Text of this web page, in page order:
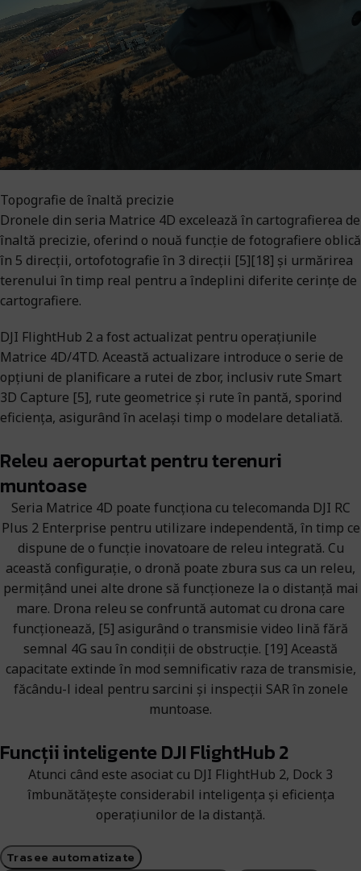
Topografie de înaltă precizie
Dronele din seria Matrice 4D excelează în cartografierea de
înaltă precizie, oferind o nouă funcție de fotografiere oblică
în 5 direcții, ortofotografie în 3 direcții [5][18] și urmărirea
terenului în timp real pentru a îndeplini diferite cerințe de
cartografiere.
DJI FlightHub 2 a fost actualizat pentru operațiunile
Matrice 4D/4TD. Această actualizare introduce o serie de
opțiuni de planificare a rutei de zbor, inclusiv rute Smart
3D Capture [5], rute geometrice și rute în pantă, sporind
eficiența, asigurând în același timp o modelare detaliată.
Releu aeropurtat pentru terenuri
muntoase
Seria Matrice 4D poate funcționa cu telecomanda DJI RC
Plus 2 Enterprise pentru utilizare independentă, în timp ce
dispune de o funcție inovatoare de releu integrată. Cu
această configurație, o dronă poate zbura sus ca un releu,
permițând unei alte drone să funcționeze la o distanță mai
mare. Drona releu se confruntă automat cu drona care
funcționează, [5] asigurând o transmisie video lină fără
semnal 4G sau în condiții de obstrucție. [19] Această
capacitate extinde în mod semnificativ raza de transmisie,
făcându-l ideal pentru sarcini și inspecții SAR în zonele
muntoase.
Funcții inteligente DJI FlightHub 2
Atunci când este asociat cu DJI FlightHub 2, Dock 3
îmbunătățește considerabil inteligența și eficiența
operațiunilor de la distanță.
Trasee automatizate